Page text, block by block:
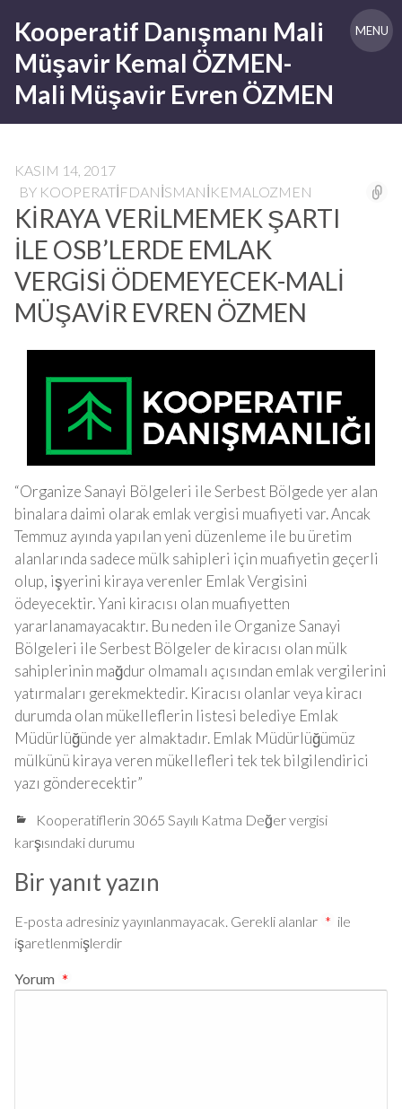
content
Kooperatif Danışmanı Mali
Müşavir Kemal ÖZMEN-
Mali Müşavir Evren ÖZMEN
MENU
KASIM 14, 2017
BY KOOPERATIFDANISMANIKEMALOZMEN
KİRAYA VERİLMEMEK ŞARTI
İLE OSB’LERDE EMLAK
VERGİSİ ÖDEMEYECEK-MALİ
MÜŞAVİR EVREN ÖZMEN
“Organize Sanayi Bölgeleri ile Serbest Bölgede yer alan
binalara daimi olarak emlak vergisi muafiyeti var. Ancak
Temmuz ayında yapılan yeni düzenleme ile bu üretim
alanlarında sadece mülk sahipleri için muafiyetin geçerli
olup, işyerini kiraya verenler Emlak Vergisini
ödeyecektir. Yani kiracısı olan muafiyetten
yararlanamayacaktır. Bu neden ile Organize Sanayi
Bölgeleri ile Serbest Bölgeler de kiracısı olan mülk
sahiplerinin mağdur olmamalı açısından emlak vergilerini
yatırmaları gerekmektedir. Kiracısı olanlar veya kiracı
durumda olan mükelleflerin listesi belediye Emlak
Müdürlüğünde yer almaktadır. Emlak Müdürlüğümüz
mülkünü kiraya veren mükellefleri tek tek bilgilendirici
yazı gönderecektir”
Kooperatiflerin 3065 Sayılı Katma Değer vergisi
karşısındaki durumu
Bir yanıt yazın
E-posta adresiniz yayınlanmayacak. Gerekli alanlar * ile
işaretlenmişlerdir
Yorum *